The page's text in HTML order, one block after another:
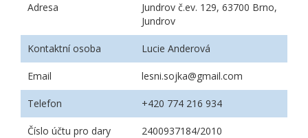
Adresa
Jundrov č.ev. 129, 63700 Brno,
Jundrov
Kontaktní osoba Lucie Anderová
Email lesni.sojka@gmail.com
Telefon +420 774 216 934
Číslo účtu pro dary 2400937184/2010